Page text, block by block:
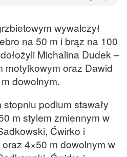
wywalczył
na 50 m i brąz na 100
Michalina Dudek –
motylkowym oraz Dawid
dowolnym.
podium stawały
m stylem zmiennym w
Ćwirko i
4×50 m dowolnym w